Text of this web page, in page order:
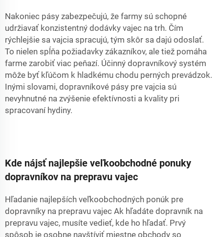
Nakoniec pásy zabezpečujú, že farmy sú schopné
udržiavať konzistentný dodávky vajec na trh. Čím
rýchlejšie sa vajcia spracujú, tým skôr sa dajú odoslať.
To nielen spĺňa požiadavky zákazníkov, ale tiež pomáha
farme zarobiť viac peňazí. Účinný dopravníkový systém
môže byť kľúčom k hladkému chodu perných prevádzok.
Inými slovami, dopravníkové pásy pre vajcia sú
nevyhnutné na zvýšenie efektívnosti a kvality pri
spracovaní hydiny.
Kde nájsť najlepšie veľkoobchodné ponuky
dopravníkov na prepravu vajec
Hľadanie najlepších veľkoobchodných ponúk pre
dopravníky na prepravu vajec Ak hľadáte dopravník na
prepravu vajec, musíte vedieť, kde ho hľadať. Prvý
spôsob je osobne navštíviť miestne obchody so